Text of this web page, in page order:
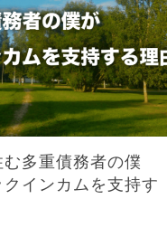
多重債務者の僕
インカムを支持す